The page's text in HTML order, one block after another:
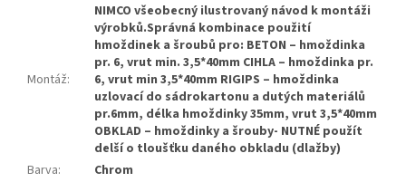
Montáž:
NIMCO všeobecný ilustrovaný návod k montáži
výrobků.Správná kombinace použití
hmoždinek a šroubů pro: BETON – hmoždinka
pr. 6, vrut min. 3,5*40mm CIHLA – hmoždinka pr.
6, vrut min 3,5*40mm RIGIPS – hmoždinka
uzlovací do sádrokartonu a dutých materiálů
pr.6mm, délka hmoždinky 35mm, vrut 3,5*40mm
OBKLAD – hmoždinky a šrouby- NUTNÉ použít
delší o tloušťku daného obkladu (dlažby)
Barva:
Chrom